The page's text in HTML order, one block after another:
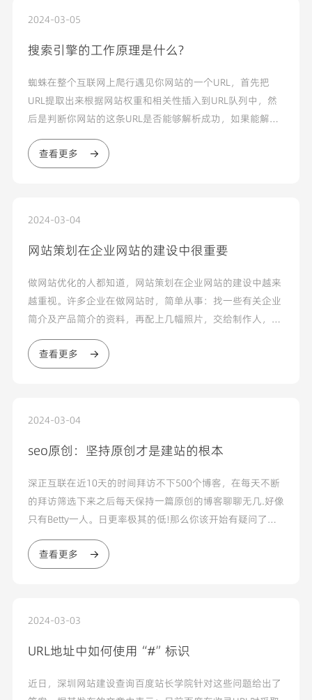
2024-03-05
搜索引擎的工作原理是什么?
蜘蛛在整个互联网上爬行遇见你网站的一个URL，首先把
URL提取出来根据网站权重和相关性插入到URL队列中，然
后是判断你网站的这条URL是否能够解析成功，如果能解析
成功，蜘蛛会爬到你网站，这里需要说一下，蜘蛛并不是直
接去分析你网页的内容，而是去寻找你网站robots文件...
查看更多
2024-03-04
网站策划在企业网站的建设中很重要
做网站优化的人都知道，网站策划在企业网站的建设中越来
越重视。许多企业在做网站时，简单从事：找一些有关企业
简介及产品简介的资料，再配上几幅照片，交给制作人，叮
嘱几句“做得漂亮些啊”之类的话，余下的事就是等待验
收...查看更多
2024-03-04
seo原创：坚持原创才是建站的根本
深正互联在近10天的时间拜访不下500个博客，在每天不断
的拜访筛选下来之后每天保持一篇原创的博客聊聊无几.好像
只有Betty一人。日更率极其的低!那么你该开始有疑问了，
日更到底有什么好处。
查看更多
2024-03-03
URL地址中如何使用“#”标识
近日，深圳网站建设查询百度站长学院针对这些问题给出了